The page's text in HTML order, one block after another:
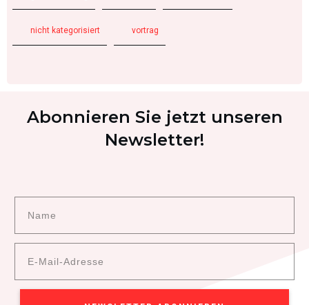
nicht kategorisiert vortrag
Abonnieren Sie jetzt unseren
Newsletter!